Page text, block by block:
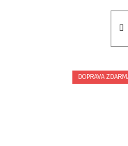
DOPRAVA